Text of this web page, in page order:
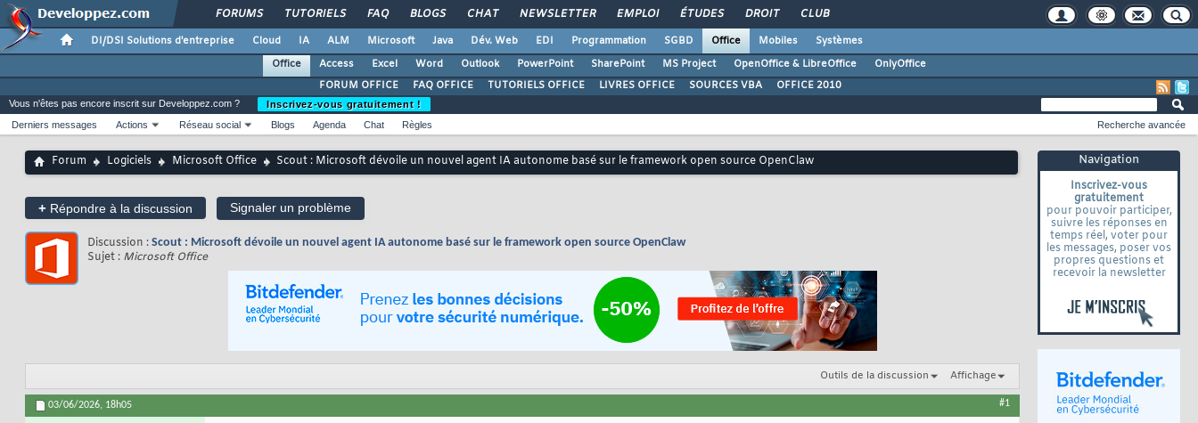
FORUMS TUTORIELS FAQ BLOGS CHAT NEWSLETTER EMPLOI ÉTUDES DROIT CLUB
DI/DSI Solutions d'entreprise Cloud IA ALM Microsoft Java Dév. Web EDI Programmation SGBD Office Mobiles
Systèmes
Office
Access Excel Word Outlook PowerPoint SharePoint MS Project OpenOffice & LibreOffice
OnlyOffice
FORUM OFFICE
FAQ OFFICE TUTORIELS OFFICE LIVRES OFFICE SOURCES VBA OFFICE 2010
Navigation
Inscrivez-vous
gratuitement
pour pouvoir participer,
suivre les réponses en
temps réel, voter pour
les messages, poser vos
propres questions et
recevoir la newsletter
Vous n'êtes pas encore inscrit sur Developpez.com ?
Inscrivez-vous gratuitement !
Derniers messages
Actions Réseau social Blogs Agenda Chat Règles Recherche avancée
Forum Logiciels Microsoft Office Scout : Microsoft dévoile un nouvel agent IA autonome basé sur le framework open source OpenClaw
+ Répondre à la discussion Signaler un problème
Discussion : Scout : Microsoft dévoile un nouvel agent IA autonome basé sur le framework open source OpenClaw
Sujet : Microsoft Office
Outils de la discussion Affichage
03/06/2026, 18h05 #1